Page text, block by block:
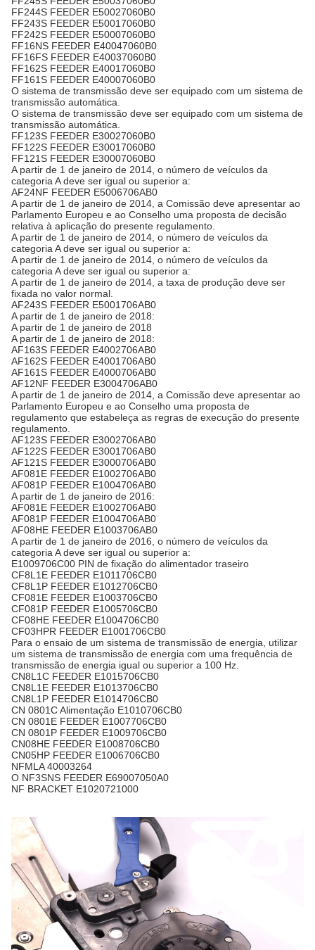
FF244S FEEDER E50027060B0
FF243S FEEDER E50017060B0
FF242S FEEDER E50007060B0
FF16NS FEEDER E40047060B0
FF16FS FEEDER E40037060B0
FF162S FEEDER E40017060B0
FF161S FEEDER E40007060B0
O sistema de transmissão deve ser equipado com um sistema de
transmissão automática.
O sistema de transmissão deve ser equipado com um sistema de
transmissão automática.
FF123S FEEDER E30027060B0
FF122S FEEDER E30017060B0
FF121S FEEDER E30007060B0
A partir de 1 de janeiro de 2014, o número de veículos da
categoria A deve ser igual ou superior a:
AF24NF FEEDER E5006706AB0
A partir de 1 de janeiro de 2014, a Comissão deve apresentar ao
Parlamento Europeu e ao Conselho uma proposta de decisão
relativa à aplicação do presente regulamento.
A partir de 1 de janeiro de 2014, o número de veículos da
categoria A deve ser igual ou superior a:
A partir de 1 de janeiro de 2014, o número de veículos da
categoria A deve ser igual ou superior a:
A partir de 1 de janeiro de 2014, a taxa de produção deve ser
fixada no valor normal.
AF243S FEEDER E5001706AB0
A partir de 1 de janeiro de 2018:
A partir de 1 de janeiro de 2018
A partir de 1 de janeiro de 2018:
AF163S FEEDER E4002706AB0
AF162S FEEDER E4001706AB0
AF161S FEEDER E4000706AB0
AF12NF FEEDER E3004706AB0
A partir de 1 de janeiro de 2014, a Comissão deve apresentar ao
Parlamento Europeu e ao Conselho uma proposta de
regulamento que estabeleça as regras de execução do presente
regulamento.
AF123S FEEDER E3002706AB0
AF122S FEEDER E3001706AB0
AF121S FEEDER E3000706AB0
AF081E FEEDER E1002706AB0
AF081P FEEDER E1004706AB0
A partir de 1 de janeiro de 2016:
AF081E FEEDER E1002706AB0
AF081P FEEDER E1004706AB0
AF08HE FEEDER E1003706AB0
A partir de 1 de janeiro de 2016, o número de veículos da
categoria A deve ser igual ou superior a:
E1009706C00 PIN de fixação do alimentador traseiro
CF8L1E FEEDER E1011706CB0
CF8L1P FEEDER E1012706CB0
CF081E FEEDER E1003706CB0
CF081P FEEDER E1005706CB0
CF08HE FEEDER E1004706CB0
CF03HPR FEEDER E1001706CB0
Para o ensaio de um sistema de transmissão de energia, utilizar
um sistema de transmissão de energia com uma frequência de
transmissão de energia igual ou superior a 100 Hz.
CN8L1C FEEDER E1015706CB0
CN8L1E FEEDER E1013706CB0
CN8L1P FEEDER E1014706CB0
CN 0801C Alimentação E1010706CB0
CN 0801E FEEDER E1007706CB0
CN 0801P FEEDER E1009706CB0
CN08HE FEEDER E1008706CB0
CN05HP FEEDER E1006706CB0
NFMLA 40003264
O NF3SNS FEEDER E69007050A0
NF BRACKET E1020721000